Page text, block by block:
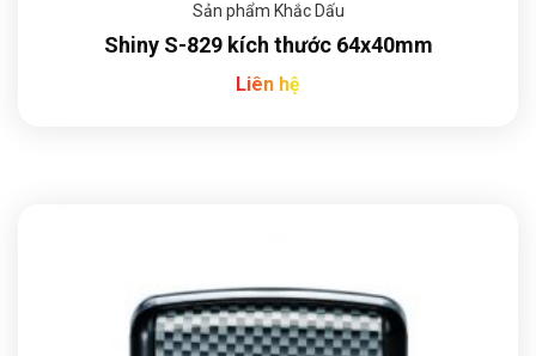
Sản phẩm Khắc Dấu
Shiny S-829 kích thước 64x40mm
Liên hệ